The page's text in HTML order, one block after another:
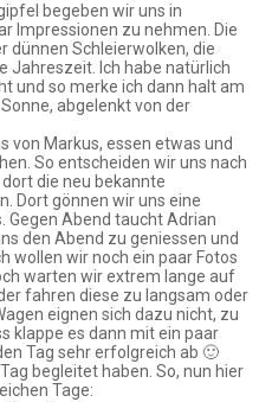
begeben wir uns in
Impressionen zu nehmen. Die
dünnen Schleierwolken, die
Jahreszeit. Ich habe natürlich
und so merke ich dann halt am
abgelenkt von der
von Markus, essen etwas und
So entscheiden wir uns nach
die neu bekannte
Dort gönnen wir uns eine
Gegen Abend taucht Adrian
den Abend zu geniessen und
wollen wir noch ein paar Fotos
warten wir extrem lange auf
fahren diese zu langsam oder
eignen sich dazu nicht, zu
klappe es dann mit ein paar
Tag sehr erfolgreich ab 🙂
begleitet haben. So, nun hier
Tage: